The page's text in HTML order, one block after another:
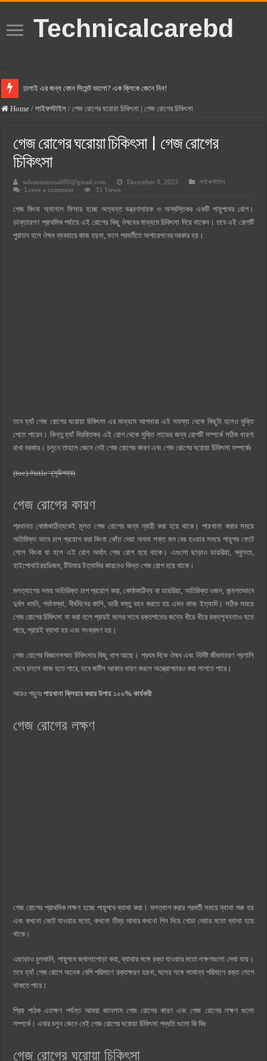
Technicalcarebd
ঢালাই এর জন্য কোন সিমেন্ট ভালো? এক ক্লিকে জেনে নিন!
বসুন্ধরা সিমেন্ট এর দাম ২০২৫
হোলসিম সিমেন্ট দাম ২০২৫
সুপারক্রিট সিমেন্ট দাম ২০২৫
জুডিশিয়াল ম্যাজিস্ট্রেট কি? জুডিশিয়াল ম্যাজিস্ট্রেট এর সুযোগ সুবিধা
ওয়ালটন টিভি কিস্তিতে কেনার নিয়ম ২০২৫
গ্রামে লাভজনক ব্যবসা ২০২৫ ও গ্রামের বাজারে ব্যবসার আইডিয়া
Home / লাইফস্টাইল / গেজ রোগের ঘরোয়া চিকিৎসা | গেজ রোগের চিকিৎসা
গেজ রোগের ঘরোয়া চিকিৎসা | গেজ রোগের
চিকিৎসা
sohansumona000@gmail.com December 9, 2023
লাইফস্টাইল
Leave a comment
33 Views
গেজ কিংবা অ্যানাল ফিসার হচ্ছে অত্যন্ত যন্ত্রণাদায়ক ও অস্বস্তিকর একটি পায়ুপথের রোগ।
ডাক্তারগণ প্রাথমিক পর্যায়ে এই রোগের কিছু ঔষধের মাধ্যমে চিকিৎসা দিয়ে থাকেন। তবে এই রোগটি
পুরাতন হলে ঔষধ ব্যবহারে কাজ হয়না, ফলে পরবর্তীতে অপারেশনের দরকার হয়।
তবে হ্যাঁ গেজ রোগের ঘরোয়া চিকিৎসা এর মাধ্যমে আপনারা এই সমস্যা থেকে কিছুটা হলেও মুক্তি
পেতে পারেন। কিন্তু হ্যাঁ বিরক্তিকর এই রোগ থেকে মুক্তি লাভের জন্য রোগটি সম্পর্কে সঠিক ধারণা
রাখা দরকার। চলুনে তাহলে জেনে নেই গেজ রোগের কারণ এবং গেজ রোগের ঘরোয়া চিকিৎসা সম্পর্কেঃ
(toc) #title=(সুচিপত্র)
গেজ রোগের কারণ
প্রধানত কোষ্ঠকাঠিন্যকেই মূলত গেজ রোগের জন্য দ্বায়ী করা হয়ে থাকে। পায়খানা করার সময়ে
অতিরিক্ত ভাবে চাপ প্রয়োগ করা কিংবা কোঁত দেয়া অথবা শক্ত মল বের হওয়ার সময়ে পায়ুপথ ফেটে
গেলে কিংবা ঘা হলে এই রোগ অর্থাৎ গেজ রোগ হয়ে থাকে। এগুলো ছাড়াও ডায়রিয়া, স্থুলতা,
হাইপোথাইরয়ডিজম, টিউমার ইত্যাদির কারনেও কিন্ত গেজ রোগ হয়ে থাকে।
মলত্যাগের সময় অতিরিক্ত চাপ প্রয়োগ করা, কোষ্ঠকাঠিন্য বা ডায়রিয়া, অতিরিক্ত ওজন, জন্মগতভাবে
দুর্বল ধমনি, গর্ভাবস্থা, দীর্ঘদিনের কাশি, ভারী বস্তু বহন করতে হয় এমন কাজ ইত্যাদি। সঠিক সময়ে
গেজ রোগের চিকিৎসা না করা হলে প্রায়ই মলের সাথে রক্তপাতের জন্যে ধীরে ধীরে রক্তশূন্যতাও হতে
পারে, প্রায়ই ব্যাথা হয় এবং সংক্রমণ হয়।
গেজ রোগের বিজ্ঞানসম্মত চিকিৎসার কিছু ধাপ আছে। প্রথম দিকে ঔষধ এবং নির্দিষ্ট জীবনাচরণ প্রণালি
মেনে চললে কাজ হতে পারে, তবে জটিল আকার ধারণ করলে অস্ত্রোপচারও করা লাগতে পারে।
আরও পড়ুনঃপায়খানা ক্লিয়ার করার উপায় ১০০% কার্যকরী
গেজ রোগের লক্ষণ
গেজ রোগের প্রাথমিক লক্ষণ হচ্ছে পায়ুপথে ব্যাথা করা। মলত্যাগ করার পরবর্তী সময়ে ব্যাথা শুরু হয়
এবং কখনো কেটে যাওয়ার মতো, কখনো তীব্র আবার কখনো পিন দিয়ে খোচা দেয়ার মতো ব্যাথা হয়ে
থাকে।
এছাড়াও চুলকানি, পায়ুপথে জ্বালাপোড়া করা, ব্যাথার সঙ্গে রক্ত যাওয়ার মতো লক্ষণগুলো দেখা যায়।
তবে হ্যাঁ গেজ রোগে অনেক বেশি পরিমাণে রক্তক্ষরণ হয়না, মলের সঙ্গে সামান্য পরিমাণে রক্ত লেগে
থাকতে পারে।
প্রিয় পাঠক এতক্ষণ পর্যন্ত আমরা জানলাম গেজ রোগের কারণ এবং গেজ রোগের লক্ষণ গুলো
সম্পর্কে। এবার চলুন জেনে নেই গেজ রোগের ঘরোয়া চিকিৎসা পদ্ধতি গুলো কি কিঃ
গেজ রোগের ঘরোয়া চিকিৎসা